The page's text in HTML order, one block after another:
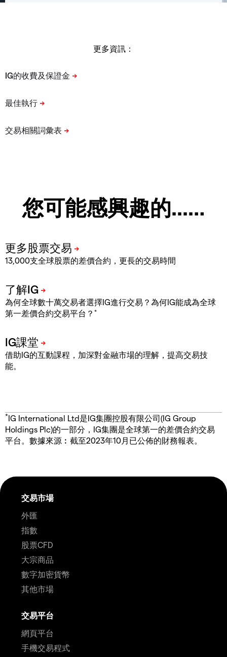
更多資訊：
您可能感興趣的...…
13,000支全球股票的差價合約，更長的交易時間
為何全球數十萬交易者選擇IG進行交易？為何IG能成為全球
第一差價合約交易平台？ *
借助IG的互動課程，加深對金融市場的理解，提高交易技
能。
*IG International Ltd是IG集團控股有限公司(IG Group
Holdings Plc)的一部分，IG集團是全球第一的差價合約交易
平台。數據來源︰截至2023年10月已公佈的財務報表。
交易市場
外匯
指數
股票CFD
大宗商品
數字加密貨幣
其他市場
交易平台
網頁平台
手機交易程式